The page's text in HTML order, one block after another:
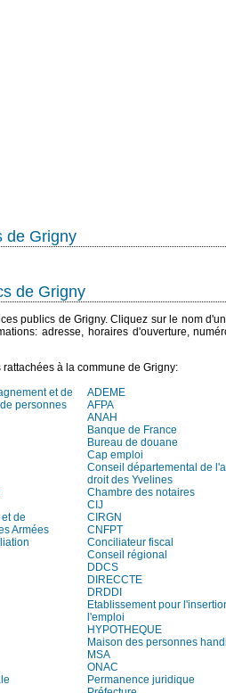
de Grigny
de Grigny
publics de Grigny. Cliquez sur le nom
adresse, horaires d'ouverture,
à la commune de Grigny:
et de
personnes
ADEME
AFPA
ANAH
Banque de France
Bureau de douane
Cap emploi
Conseil départemental de
droit des Yvelines
Chambre des notaires
CIJ
de
Armées
CIRGN
CNFPT
Conciliateur fiscal
Conseil régional
DDCS
DIRECCTE
DRDDI
Etablissement pour
l'emploi
HYPOTHEQUE
Maison des personnes
MSA
ONAC
Permanence juridique